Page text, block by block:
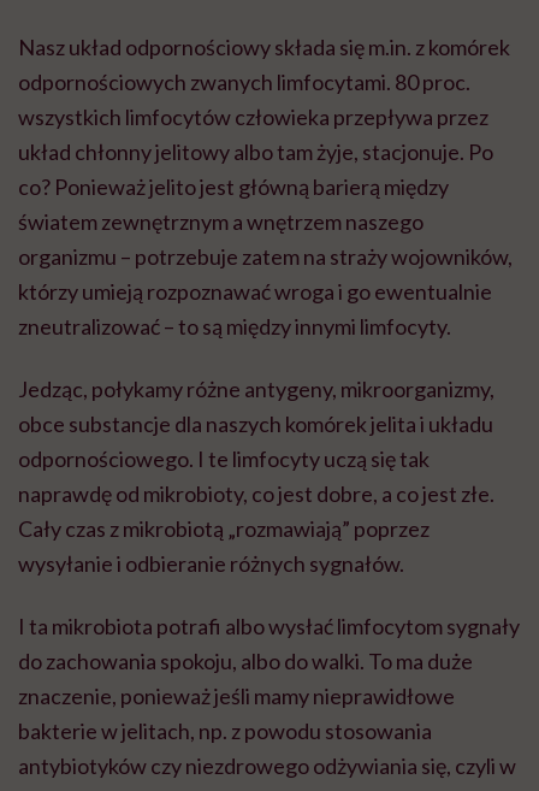
Nasz układ odpornościowy składa się m.in. z komórek
odpornościowych zwanych limfocytami. 80 proc.
wszystkich limfocytów człowieka przepływa przez
układ chłonny jelitowy albo tam żyje, stacjonuje. Po
co? Ponieważ jelito jest główną barierą między
światem zewnętrznym a wnętrzem naszego
organizmu – potrzebuje zatem na straży wojowników,
którzy umieją rozpoznawać wroga i go ewentualnie
zneutralizować – to są między innymi limfocyty.
Jedząc, połykamy różne antygeny, mikroorganizmy,
obce substancje dla naszych komórek jelita i układu
odpornościowego. I te limfocyty uczą się tak
naprawdę od mikrobioty, co jest dobre, a co jest złe.
Cały czas z mikrobiotą „rozmawiają” poprzez
wysyłanie i odbieranie różnych sygnałów.
I ta mikrobiota potrafi albo wysłać limfocytom sygnały
do zachowania spokoju, albo do walki. To ma duże
znaczenie, ponieważ jeśli mamy nieprawidłowe
bakterie w jelitach, np. z powodu stosowania
antybiotyków czy niezdrowego odżywiania się, czyli w